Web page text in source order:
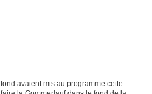
avaient mis au programme cette